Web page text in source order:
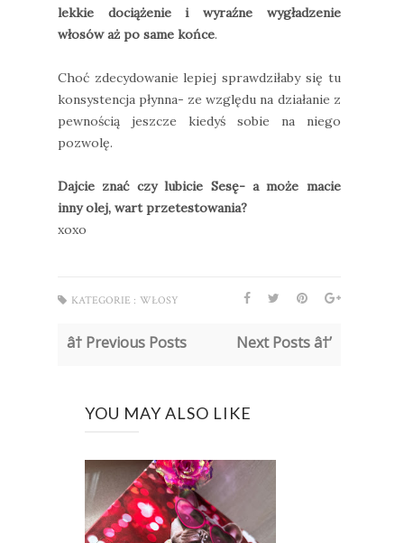
lekkie dociążenie i wyraźne wygładzenie
włosów aż po same końce.
Choć zdecydowanie lepiej sprawdziłaby się tu
konsystencja płynna- ze względu na działanie z
pewnością jeszcze kiedyś sobie na niego
pozwolę.
Dajcie znać czy lubicie Sesę- a może macie
inny olej, wart przetestowania?
xoxo
KATEGORIE : WŁOSY
â† Previous Posts Next Posts â†’
YOU MAY ALSO LIKE